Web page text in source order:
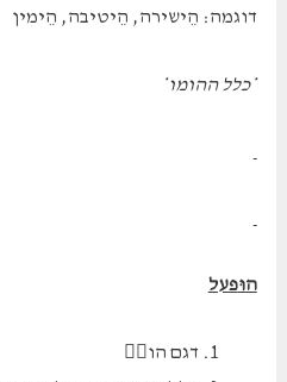
דוגמה: הֵישירה, הֵיטיבה, הֵימין
*כלל ההומו*
הופעל
דגם הו